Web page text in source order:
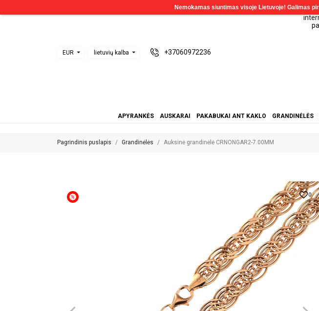
EUR lietuvių kalba +37060972236
APYRANKĖS AUSKARAI PAKABUKAI ANT KAKLO GRANDINĖLĖS
Pagrindinis puslapis Grandinėlės Auksinė grandinėlė CRNONGAR2-7.00MM
0